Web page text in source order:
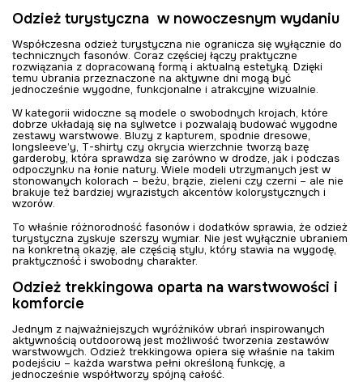
Odzież turystyczna w nowoczesnym wydaniu
Współczesna odzież turystyczna nie ogranicza się wyłącznie do
technicznych fasonów. Coraz częściej łączy praktyczne
rozwiązania z dopracowaną formą i aktualną estetyką. Dzięki
temu ubrania przeznaczone na aktywne dni mogą być
jednocześnie wygodne, funkcjonalne i atrakcyjne wizualnie.
W kategorii widoczne są modele o swobodnych krojach, które
dobrze układają się na sylwetce i pozwalają budować wygodne
zestawy warstwowe. Bluzy z kapturem, spodnie dresowe,
longsleeve’y, T-shirty czy okrycia wierzchnie tworzą bazę
garderoby, która sprawdza się zarówno w drodze, jak i podczas
odpoczynku na łonie natury. Wiele modeli utrzymanych jest w
stonowanych kolorach – beżu, brązie, zieleni czy czerni – ale nie
brakuje też bardziej wyrazistych akcentów kolorystycznych i
wzorów.
To właśnie różnorodność fasonów i dodatków sprawia, że odzież
turystyczna zyskuje szerszy wymiar. Nie jest wyłącznie ubraniem
na konkretną okazję, ale częścią stylu, który stawia na wygodę,
praktyczność i swobodny charakter.
Odzież trekkingowa oparta na warstwowości i
komforcie
Jednym z najważniejszych wyróżników ubrań inspirowanych
aktywnością outdoorową jest możliwość tworzenia zestawów
warstwowych. Odzież trekkingowa opiera się właśnie na takim
podejściu – każda warstwa pełni określoną funkcję, a
jednocześnie współtworzy spójną całość.